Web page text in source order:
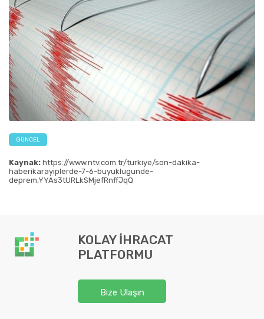
GÜNCEL
Kaynak: https://www.ntv.com.tr/turkiye/son-dakika-
haberikarayiplerde-7-6-buyuklugunde-
deprem,YYAs3tURLkSMjefRnffJqQ
KOLAY İHRACAT
PLATFORMU
Bize Ulaşın